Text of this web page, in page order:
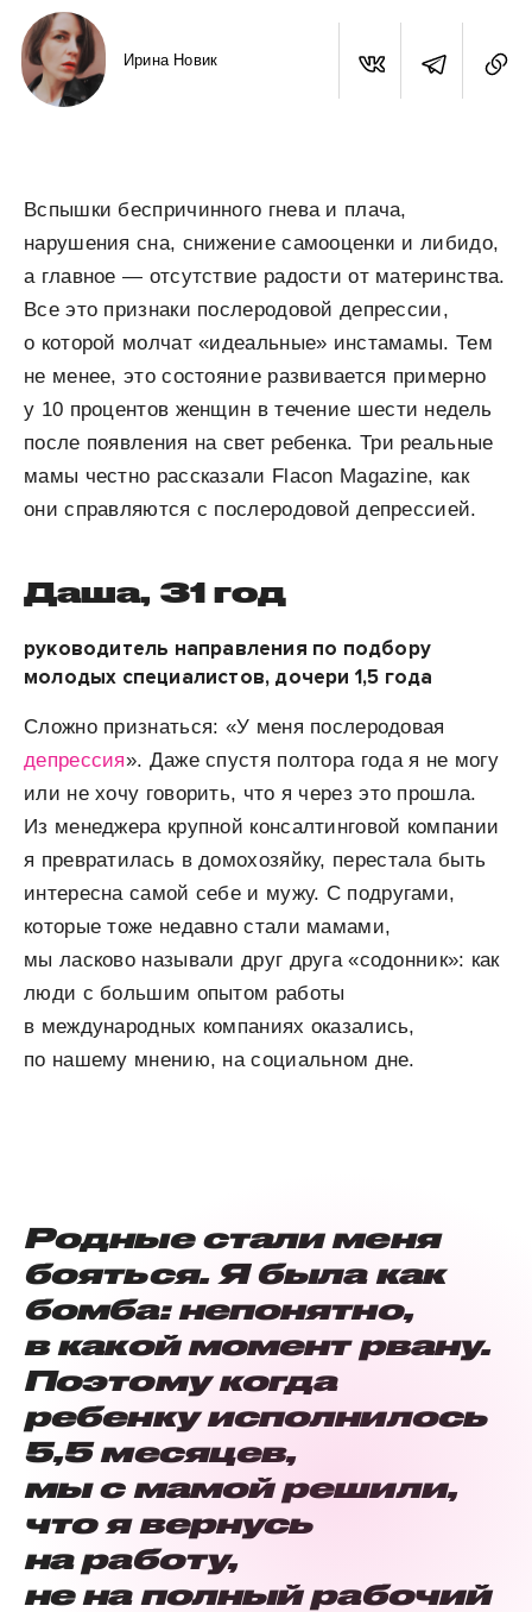
Ирина Новик
Вспышки беспричинного гнева и плача,
нарушения сна, снижение самооценки и либидо,
а главное — отсутствие радости от материнства.
Все это признаки послеродовой депрессии,
о которой молчат «идеальные» инстамамы. Тем
не менее, это состояние развивается примерно
у 10 процентов женщин в течение шести недель
после появления на свет ребенка. Три реальные
мамы честно рассказали Flacon Magazine, как
они справляются с послеродовой депрессией.
Даша, 31 год
руководитель направления по подбору
молодых специалистов, дочери 1,5 года
Сложно признаться: «У меня послеродовая
депрессия». Даже спустя полтора года я не могу
или не хочу говорить, что я через это прошла.
Из менеджера крупной консалтинговой компании
я превратилась в домохозяйку, перестала быть
интересна самой себе и мужу. С подругами,
которые тоже недавно стали мамами,
мы ласково называли друг друга «содонник»: как
люди с большим опытом работы
в международных компаниях оказались,
по нашему мнению, на социальном дне.
Родные стали меня
бояться. Я была как
бомба: непонятно,
в какой момент рвану.
Поэтому когда
ребенку исполнилось
5,5 месяцев,
мы с мамой решили,
что я вернусь
на работу,
не на полный рабочий